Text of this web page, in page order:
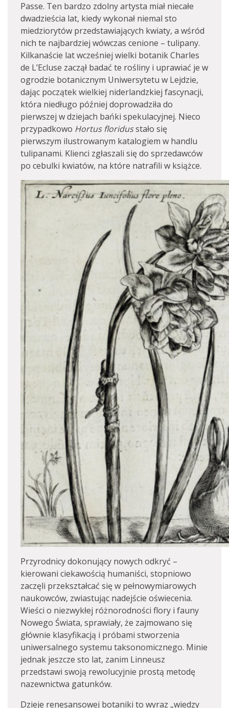
Passe. Ten bardzo zdolny artysta miał niecałe
dwadzieścia lat, kiedy wykonał niemal sto
miedziorytów przedstawiających kwiaty, a wśród
nich te najbardziej wówczas cenione – tulipany.
Kilkanaście lat wcześniej wielki botanik Charles
de L’Ecluse zaczął badać te rośliny i uprawiać je w
ogrodzie botanicznym Uniwersytetu w Lejdzie,
dając początek wielkiej niderlandzkiej fascynacji,
która niedługo później doprowadziła do
pierwszej w dziejach bańki spekulacyjnej. Nieco
przypadkowo Hortus floridusstało się
pierwszym ilustrowanym katalogiem w handlu
tulipanami. Klienci zgłaszali się do sprzedawców
po cebulki kwiatów, na które natrafili w książce.
Przyrodnicy dokonujący nowych odkryć –
kierowani ciekawością humaniści, stopniowo
zaczęli przekształcać się w pełnowymiarowych
naukowców, zwiastując nadejście oświecenia.
Wieści o niezwykłej różnorodności flory i fauny
Nowego Świata, sprawiały, że zajmowano się
głównie klasyfikacją i próbami stworzenia
uniwersalnego systemu taksonomicznego. Minie
jednak jeszcze sto lat, zanim Linneusz
przedstawi swoją rewolucyjnie prostą metodę
nazewnictwa gatunków.
Dzieje renesansowej botaniki to wyraz „wiedzy